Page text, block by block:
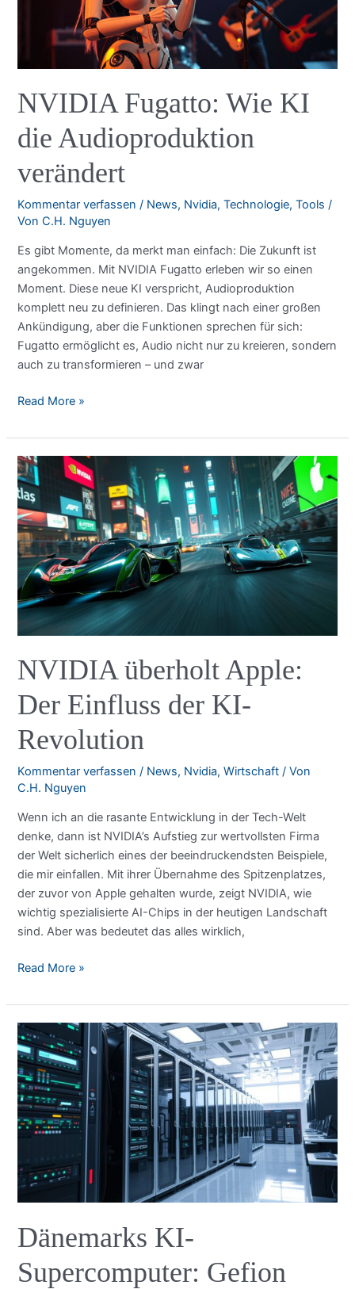
NVIDIA Fugatto: Wie KI
die Audioproduktion
verändert
Kommentar verfassen / News, Nvidia,Technologie,Tools /
VonC.H. Nguyen
Es gibt Momente, da merkt man einfach: Die Zukunft ist
angekommen. Mit NVIDIA Fugatto erleben wir so einen
Moment. Diese neue KI verspricht, Audioproduktion
komplett neu zu definieren. Das klingt nach einer großen
Ankündigung, aber die Funktionen sprechen für sich:
Fugatto ermöglicht es, Audio nicht nur zu kreieren, sondern
auch zu transformieren – und zwar
NVIDIA
Wie
KI
die
Audioproduktion
verändert
Read More »
NVIDIA überholt Apple:
Der Einfluss der KI-
Revolution
Kommentar verfassen / News, Nvidia,Wirtschaft / Von
C.H. Nguyen
Wenn ich an die rasante Entwicklung in der Tech-Welt
denke, dann ist NVIDIA’s Aufstieg zur wertvollsten Firma
der Welt sicherlich eines der beeindruckendsten Beispiele,
die mir einfallen. Mit ihrer Übernahme des Spitzenplatzes,
der zuvor von Apple gehalten wurde, zeigt NVIDIA, wie
wichtig spezialisierte AI-Chips in der heutigen Landschaft
sind. Aber was bedeutet das alles wirklich,
NVIDIA
Apple:
Der
Einfluss
der
KI-
Revolution
Read More »
Dänemarks KI-
Supercomputer: Gefion